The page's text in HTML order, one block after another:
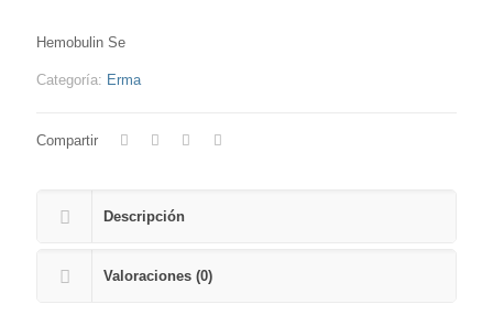
Hemobulin Se
Categoría: Erma
Compartir
Descripción
Valoraciones (0)